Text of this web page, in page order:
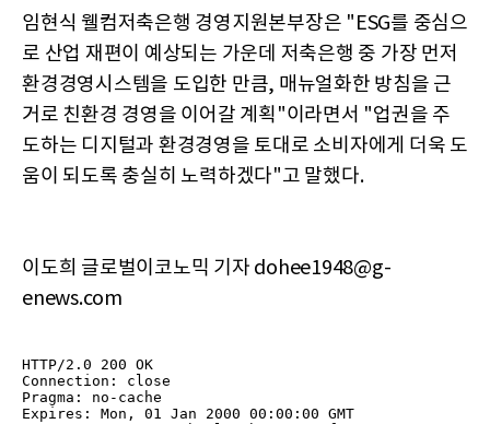
임현식 웰컴저축은행 경영지원본부장은 "ESG를 중심으
로 산업 재편이 예상되는 가운데 저축은행 중 가장 먼저
환경경영시스템을 도입한 만큼, 매뉴얼화한 방침을 근
거로 친환경 경영을 이어갈 계획"이라면서 "업권을 주
도하는 디지털과 환경경영을 토대로 소비자에게 더욱 도
움이 되도록 충실히 노력하겠다"고 말했다.
이도희 글로벌이코노믹 기자 dohee1948@g-
enews.com